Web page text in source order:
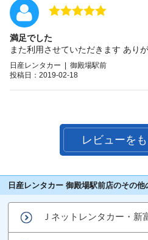
満足でした
また利用させていただきます あり
日産レンタカー | 御殿場駅前
投稿日：2019-02-18
レビューを
日産レンタカー 御殿場駅前店のその
Ｊネットレンタカー・新